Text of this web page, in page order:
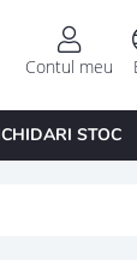
Contul meu
STOC